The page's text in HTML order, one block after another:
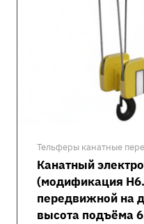
Тельферы канатные
Канатный
(модификация
передвижной на
высота подъёма